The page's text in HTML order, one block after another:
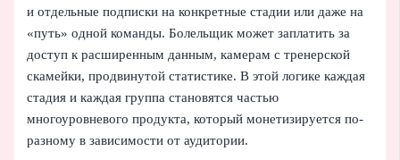
и отдельные подписки на конкретные стадии или даже на
«путь» одной команды. Болельщик может заплатить за
доступ к расширенным данным, камерам с тренерской
скамейки, продвинутой статистике. В этой логике каждая
стадия и каждая группа становятся частью
многоуровневого продукта, который монетизируется по-
разному в зависимости от аудитории.